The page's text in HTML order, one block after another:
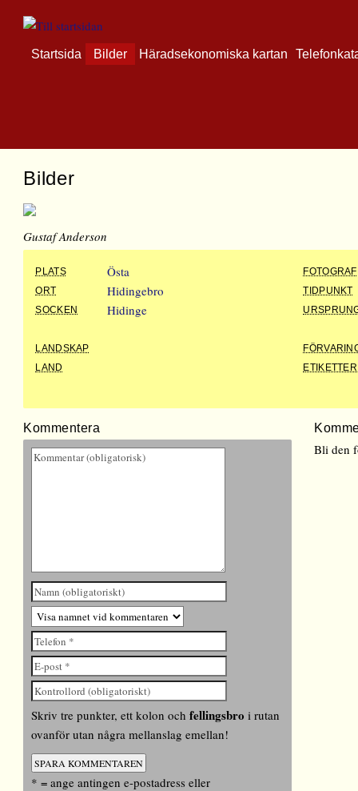
Startsida Bilder Häradsekonomiska kartan
Bilder
Gustaf Anderson
PLATS Östa
FOTOGRAF
ORT
Hidingebro
TIDPUNKT
SOCKEN
Hidinge
LANDSKAP
LAND
ETIKETTER
Kommentera
Skriv tre punkter, ett kolon ochfellingsbro i rutan
ovanför utan några mellanslag emellan!
* = ange antingen e-postadress eller
Bli den